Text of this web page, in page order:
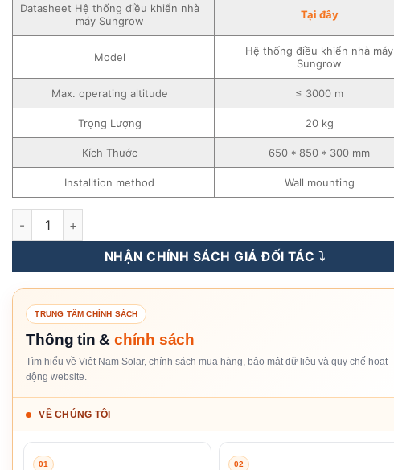
Datasheet Hệ thống điều khiển nhà
máy Sungrow
Tại đây
Model
Hệ thống điều khiển nhà máy
Sungrow
Max. operating altitude ≤ 3000 m
Trọng Lượng 20 kg
Kích Thước 650 * 850 * 300 mm
Installtion method Wall mounting
Hệ thống điều khiển nhà máy Sungrow số lượng
NHẬN CHÍNH SÁCH GIÁ ĐỐI TÁC ⤵️
TRUNG TÂM CHÍNH SÁCH
Thông tin & chính sách
Tìm hiểu về Việt Nam Solar, chính sách mua hàng, bảo mật dữ liệu và quy chế hoạt
động website.
VỀ CHÚNG TÔI
01 02